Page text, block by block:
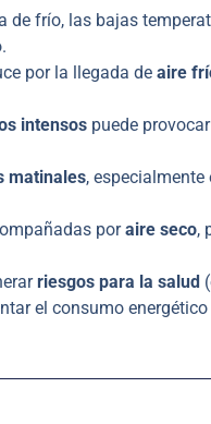
de frío, las bajas
por la llegada de aire
intensos puede
matinales,
poraire seco,
riesgos para la salud
el consumo